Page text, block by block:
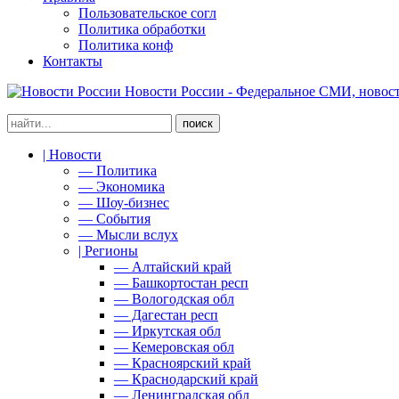
Пользовательское согл
Политика обработки
Политика конф
Контакты
Новости России - Федеральное СМИ,
| Новости
— Политика
— Экономика
— Шоу-бизнес
— События
— Мысли вслух
| Регионы
— Алтайский край
— Башкортостан респ
— Вологодская обл
— Дагестан респ
— Иркутская обл
— Кемеровская обл
— Красноярский край
— Краснодарский край
— Ленинградская обл